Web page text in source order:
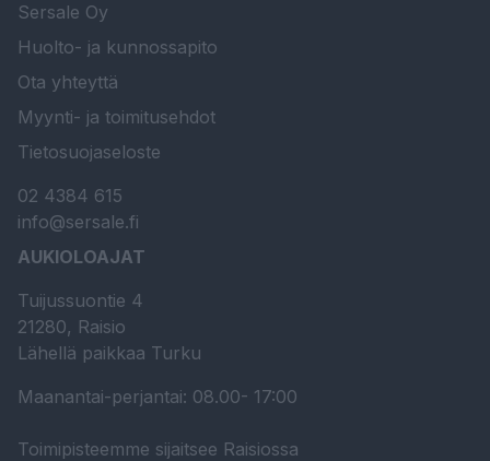
Sersale Oy
Huolto- ja kunnossapito
Ota yhteyttä
Myynti- ja toimitusehdot
Tietosuojaseloste
02 4384 615
info@sersale.fi
AUKIOLOAJAT
Tuijussuontie 4
21280, Raisio
Lähellä paikkaa Turku
Maanantai-perjantai: 08.00- 17:00
Toimipisteemme sijaitsee Raisiossa